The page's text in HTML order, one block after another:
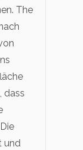
The
dass
und